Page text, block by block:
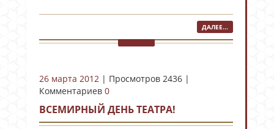
ДАЛЕЕ...
26 марта 2012 | Просмотров 2436 |
Комментариев 0
ВСЕМИРНЫЙ ДЕНЬ ТЕАТРА!